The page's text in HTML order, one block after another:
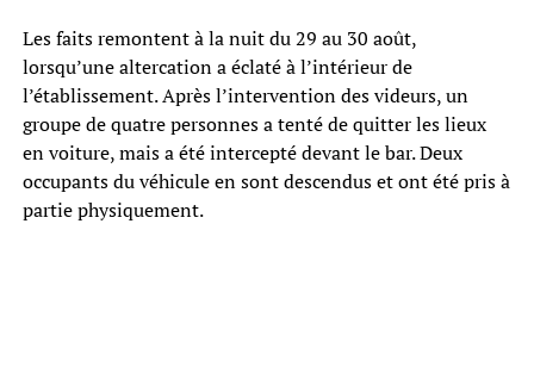
Les faits remontent à la nuit du 29 au 30 août,
lorsqu’une altercation a éclaté à l’intérieur de
l’établissement. Après l’intervention des videurs, un
groupe de quatre personnes a tenté de quitter les lieux
en voiture, mais a été intercepté devant le bar. Deux
occupants du véhicule en sont descendus et ont été pris à
partie physiquement.